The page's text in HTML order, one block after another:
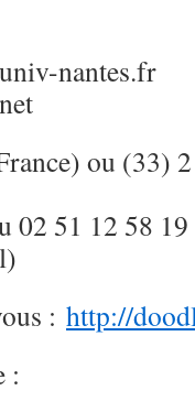
nantes.fr
ou (33)
02 51 12 58
: http://
: